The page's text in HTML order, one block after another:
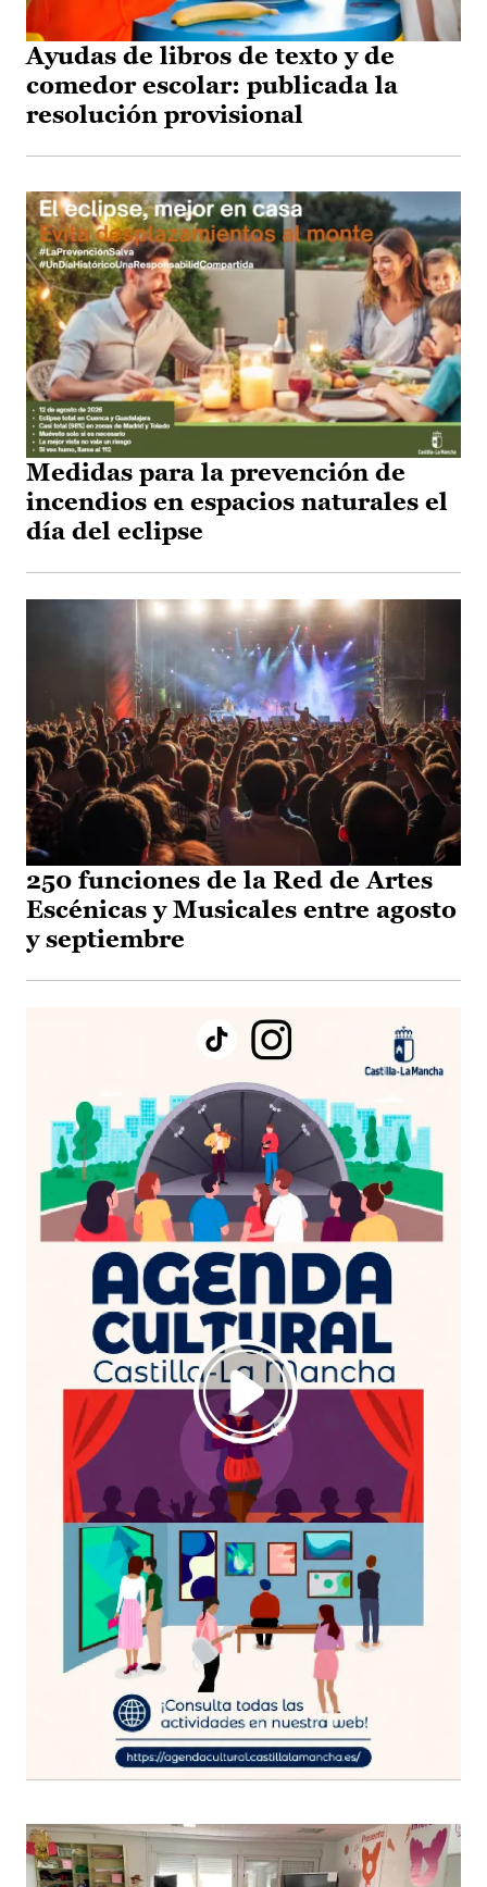
Ayudas de libros de texto y de
comedor escolar: publicada la
resolución provisional
Medidas para la prevención de
incendios en espacios naturales el
día del eclipse
250 funciones de la Red de Artes
Escénicas y Musicales entre agosto
y septiembre